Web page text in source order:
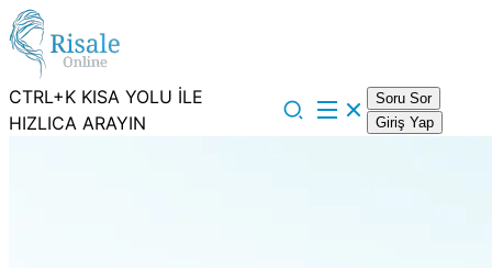
CTRL+K KISA YOLU İLE
HIZLICA ARAYIN
Soru Sor
Giriş Yap